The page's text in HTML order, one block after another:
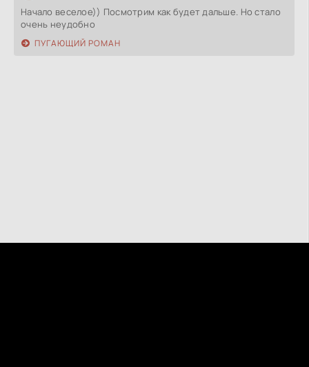
Начало веселое)) Посмотрим как будет дальше. Но стало
очень неудобно
ПУГАЮЩИЙ РОМАН